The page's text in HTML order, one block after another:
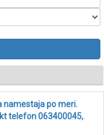
namestaja po meri.
telefon 063400045,